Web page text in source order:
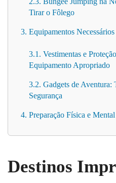
Tirar o Fôlego
3. Equipamentos
3.1. Vestimentas e
Equipamento Apropriado
3.2. Gadgets de Aventura:
Segurança
4. Preparação Física e
Destinos